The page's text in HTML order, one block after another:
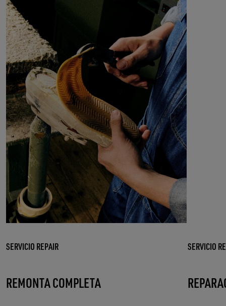
SERVICIO REPAIR
REMONTA COMPLETA
SERVICIO